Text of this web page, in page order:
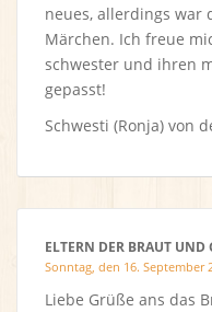
neues, allerdings war
Märchen. Ich freue
schwester und ihren
gepasst!
Schwesti (Ronja) von
ELTERN DER BRAUT UND
Sonntag, den 16. September
Liebe Grüße ans das